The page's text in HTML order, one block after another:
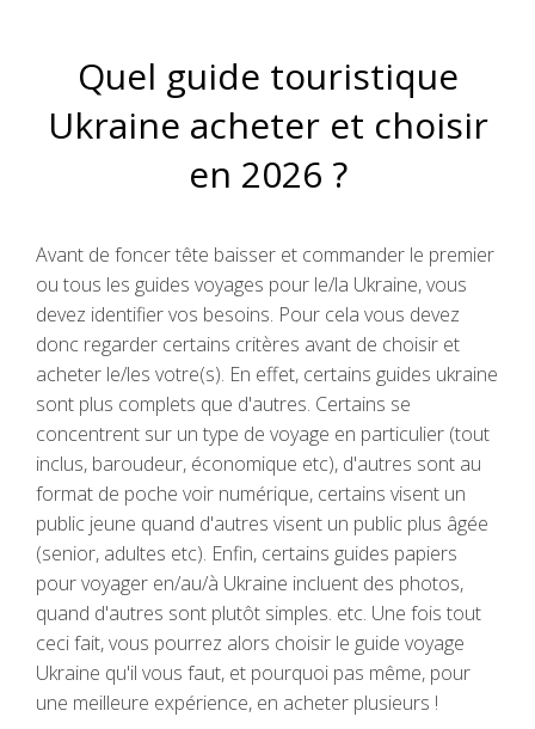
Quel guide touristique
Ukraine acheter et choisir
en 2026 ?
Avant de foncer tête baisser et commander le premier
ou tous les guides voyages pour le/la Ukraine, vous
devez identifier vos besoins. Pour cela vous devez
donc regarder certains critères avant de choisir et
acheter le/les votre(s). En effet, certains guides ukraine
sont plus complets que d'autres. Certains se
concentrent sur un type de voyage en particulier (tout
inclus, baroudeur, économique etc), d'autres sont au
format de poche voir numérique, certains visent un
public jeune quand d'autres visent un public plus âgée
(senior, adultes etc). Enfin, certains guides papiers
pour voyager en/au/à Ukraine incluent des photos,
quand d'autres sont plutôt simples. etc. Une fois tout
ceci fait, vous pourrez alors choisir le guide voyage
Ukraine qu'il vous faut, et pourquoi pas même, pour
une meilleure expérience, en acheter plusieurs !